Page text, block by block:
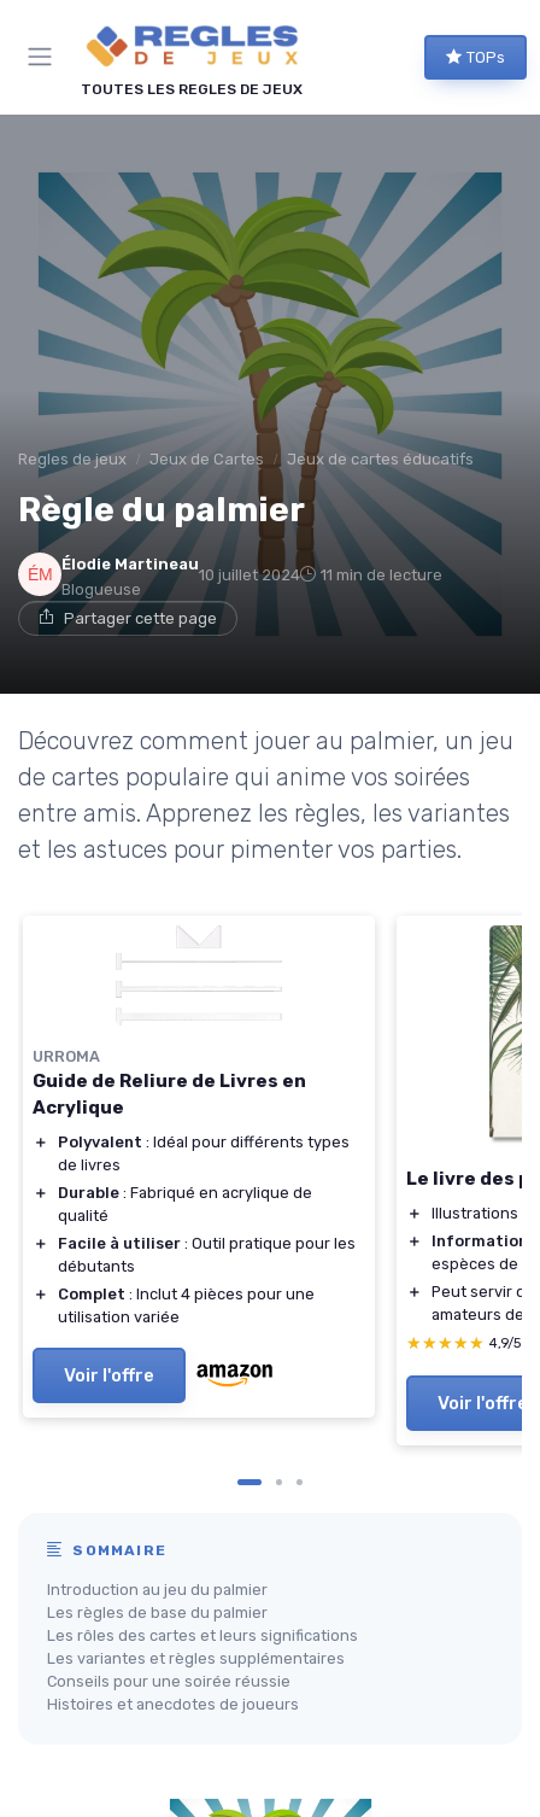
TOUTES LES REGLES DE JEUX
TOPs
Regles de jeux Jeux de Cartes Jeux de cartes éducatifs
Règle du palmier
Élodie Martineau
Blogueuse
10 juillet 2024 11 min de lecture
Partager cette page
Découvrez comment jouer au palmier, un jeu
de cartes populaire qui anime vos soirées
entre amis. Apprenez les règles, les variantes
et les astuces pour pimenter vos parties.
URROMA
Guide de Reliure de Livres en
Acrylique
＋ Polyvalent : Idéal pour différents types
de livres
＋
Durable : Fabriqué en acrylique de
qualité
＋
Facile à utiliser : Outil pratique pour les
débutants
＋
Complet : Inclut 4 pièces pour une
utilisation variée
Voir l'offre
Le livre des
＋ Illustrations
＋
Informations
espèces de
＋
Peut servir de
amateurs de
★★★★★
★★★★★ 4,9/5
Voir l'offre
SOMMAIRE
Introduction au jeu du palmier
Les règles de base du palmier
Les rôles des cartes et leurs significations
Les variantes et règles supplémentaires
Conseils pour une soirée réussie
Histoires et anecdotes de joueurs